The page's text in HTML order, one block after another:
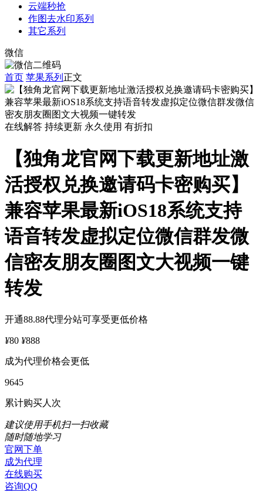
云端秒抢
作图去水印系列
其它系列
微信
首页 苹果系列 正文
在线解答 持续更新 永久使用 有折扣
【独角龙官网下载更新地址激
活授权兑换邀请码卡密购买】
兼容苹果最新iOS18系统支持
语音转发虚拟定位微信群发微
信密友朋友圈图文大视频一键
转发
开通88.88代理分站可享受更低价格
¥80 ¥888
成为代理价格会更低
9645
累计购买人次
建议使用手机扫一扫收藏
随时随地学习
官网下单
成为代理
在线购买
咨询QQ